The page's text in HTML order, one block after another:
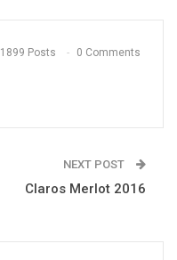
1899 Posts 0 Comments
NEXT POST
Claros Merlot 2016